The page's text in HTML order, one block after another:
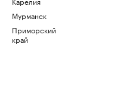
Мурманск
Приморский
край